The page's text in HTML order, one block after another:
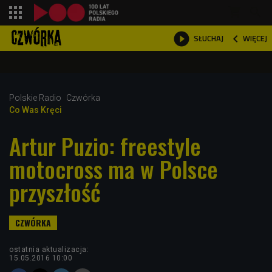
 SŁUCHAJ  WIĘCEJ

Polskie Radio
Czwórka
Co Was Kręci
Artur Puzio: freestyle
motocross ma w Polsce
przyszłość
ostatnia aktualizacja:
15.05.2016 10:00